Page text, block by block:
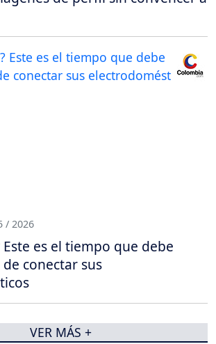
/ 2026
Este es el tiempo que debe
conectar sus
VER MÁS +